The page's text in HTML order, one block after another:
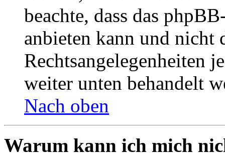
beachte, dass das
anbieten kann und nicht
Rechtsangelegenheiten
weiter unten behandelt
Nach oben
Warum kann ich mich